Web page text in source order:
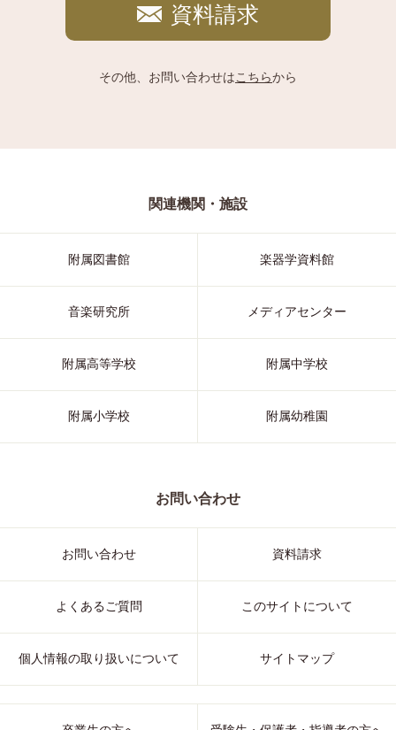
資料請求
その他、お問い合わせはこちらから
関連機関・施設
附属図書館 楽器学資料館
音楽研究所 メディアセンター
附属高等学校 附属中学校
附属小学校 附属幼稚園
お問い合わせ
お問い合わせ 資料請求
よくあるご質問 このサイトについて
個人情報の取り扱いについて サイトマップ